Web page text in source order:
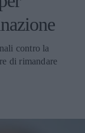
contro la
di rimandare